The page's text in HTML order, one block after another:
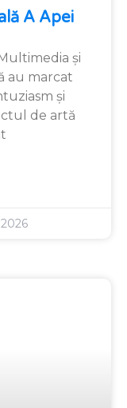
A Apei
și
au marcat
și
de artă